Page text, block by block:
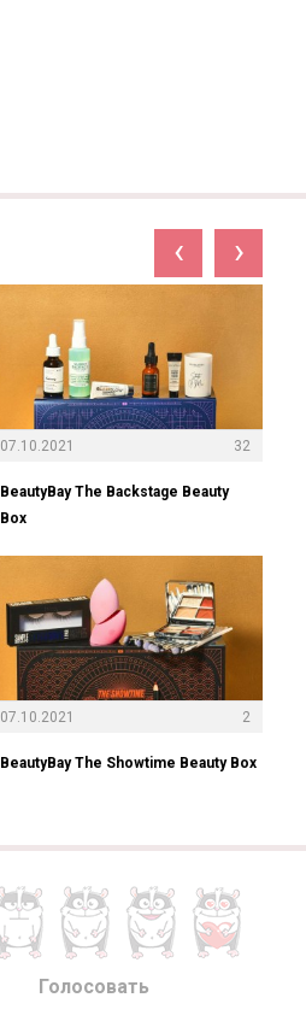
‹ ›
07.10.2021 32
BeautyBay The Backstage Beauty
Box
07.10.2021 2
BeautyBay The Showtime Beauty Box
Голосовать